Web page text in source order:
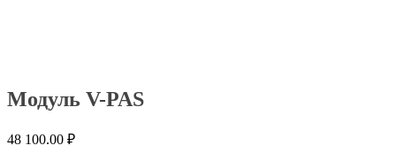
Модуль V-PAS
48 100.00 ₽